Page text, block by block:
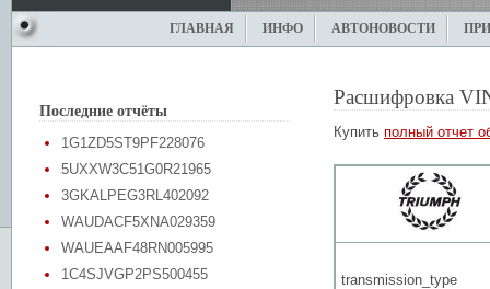
ГЛАВНАЯ ИНФО АВТОНОВОСТИ
Последние отчёты
1G1ZD5ST9PF228076
5UXXW3C51G0R21965
3GKALPEG3RL402092
WAUDACF5XNA029359
WAUEAAF48RN005995
1C4SJVGP2PS500455
Расшифровка
Купить полный отчет
transmission_type